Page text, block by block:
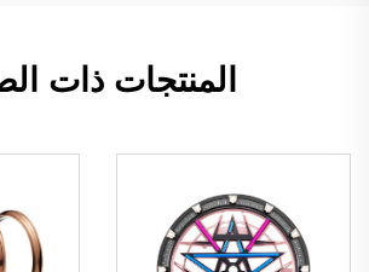
المنتجات ذات